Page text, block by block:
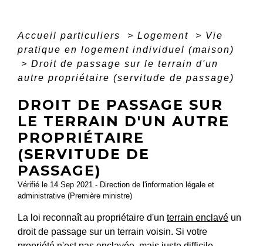
Accueil particuliers > Logement > Vie
pratique en logement individuel (maison)
> Droit de passage sur le terrain d'un
autre propriétaire (servitude de passage)
DROIT DE PASSAGE SUR
LE TERRAIN D'UN AUTRE
PROPRIÉTAIRE
(SERVITUDE DE
PASSAGE)
Vérifié le 14 Sep 2021 - Direction de l'information légale et
administrative (Première ministre)
La loi reconnaît au propriétaire d'un terrain enclavé un
droit de passage sur un terrain voisin. Si votre